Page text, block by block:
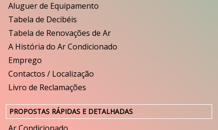
Aluguer de Equipamento
Tabela de Decibéis
Tabela de Renovações de Ar
A História do Ar Condicionado
Emprego
Contactos / Localização
Livro de Reclamações
PROPOSTAS RÁPIDAS E DETALHADAS